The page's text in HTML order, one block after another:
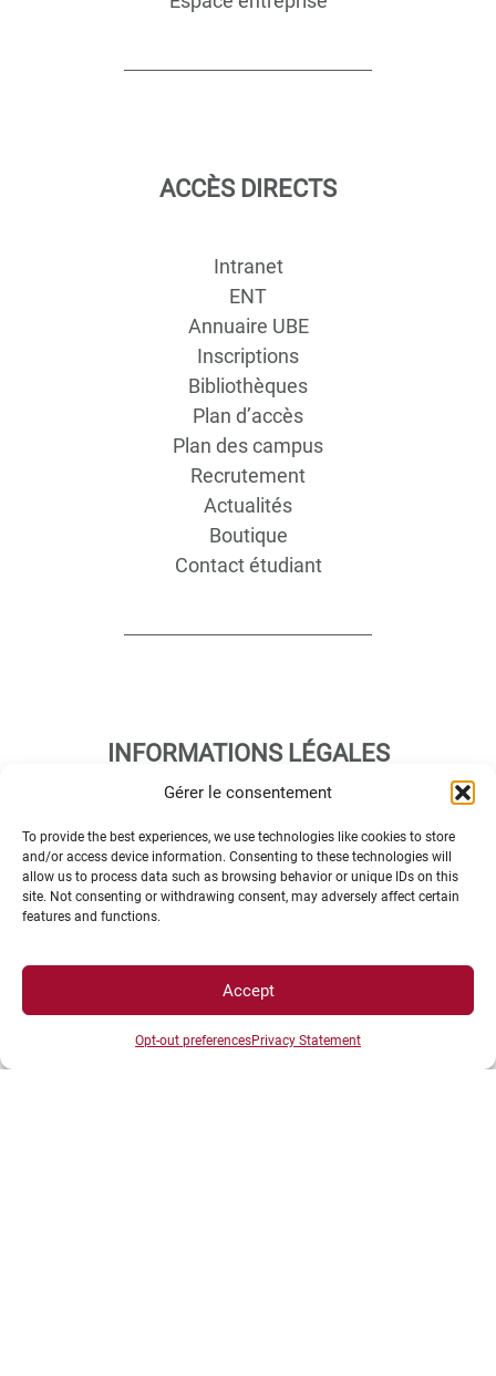
Gérer le consentement
To provide the best experiences, we use technologies like cookies to store
and/or access device information. Consenting to these technologies will
allow us to process data such as browsing behavior or unique IDs on this
site. Not consenting or withdrawing consent, may adversely affect certain
features and functions.
Accept
Opt-out preferencesPrivacy Statement
ACCÈS DIRECTS
Intranet
ENT
Annuaire UBE
Inscriptions
Bibliothèques
Plan d’accès
Plan des campus
Recrutement
Actualités
Boutique
Contact étudiant
INFORMATIONS LÉGALES
Plan d’accès des campus
Mentions légales
Données personnelles et gestion des cookies
Politique de confidentialité
Avertissement
Création agence MagicWeb